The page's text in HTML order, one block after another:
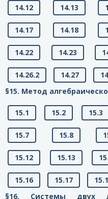
14.12 14.13
14.17 14.18
14.22 14.23
14.26.2 14.27
§15. Метод
15.1 15.2 15.3
15.7 15.8
15.12 15.13
15.16 15.17
§16. Системы двух